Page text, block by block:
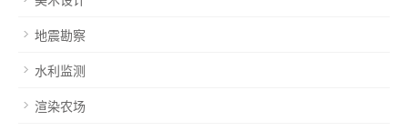
地震勘察
水利监测
渲染农场